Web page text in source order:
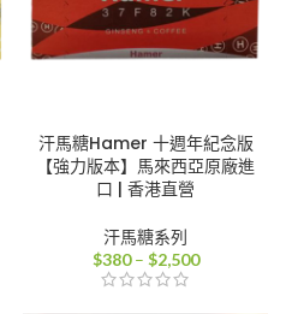
汗馬糖Hamer 十週年紀念版
【強力版本】馬來西亞原廠進
口 | 香港直營
汗馬糖系列
$380 – $2,500價